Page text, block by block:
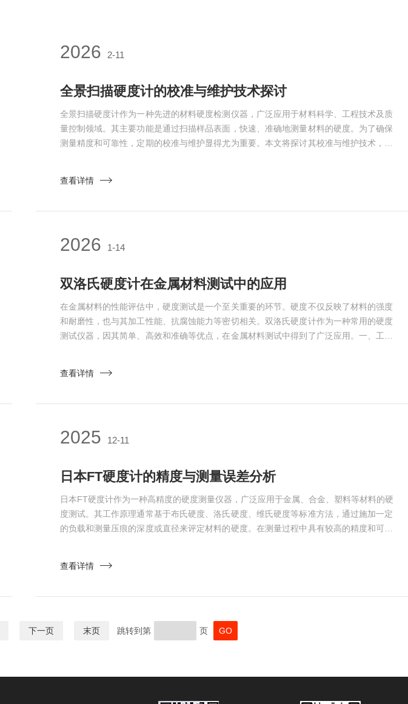
2026 2-11
全景扫描硬度计的校准与维护技术探讨
全景扫描硬度计作为一种先进的材料硬度检测仪器，广泛应用于材料科学、工程技术及质
量控制领域。其主要功能是通过扫描样品表面，快速、准确地测量材料的硬度。为了确保
测量精度和可靠性，定期的校准与维护显得尤为重要。本文将探讨其校准与维护技术，以
从而计算出材料的硬度值。该设备的高效性在于其能够自动化地扫描大面积的样品，并实
查看详情
2026 1-14
双洛氏硬度计在金属材料测试中的应用
在金属材料的性能评估中，硬度测试是一个至关重要的环节。硬度不仅反映了材料的强度
和耐磨性，也与其加工性能、抗腐蚀能力等密切相关。双洛氏硬度计作为一种常用的硬度
测试仪器，因其简单、高效和准确等优点，在金属材料测试中得到了广泛应用。一、工作
深的压痕。最后，通过移除负载，记录压痕的深度或直径，计算出材料的硬度值。“双”指
查看详情
2025 12-11
日本FT硬度计的精度与测量误差分析
日本FT硬度计作为一种高精度的硬度测量仪器，广泛应用于金属、合金、塑料等材料的硬
度测试。其工作原理通常基于布氏硬度、洛氏硬度、维氏硬度等标准方法，通过施加一定
的负载和测量压痕的深度或直径来评定材料的硬度。在测量过程中具有较高的精度和可靠
设计、传感器的精度、加载系统的稳定性以及测量系统的分辨率。通常采用先进的电子技
查看详情
下一页 末页 跳转到第 页